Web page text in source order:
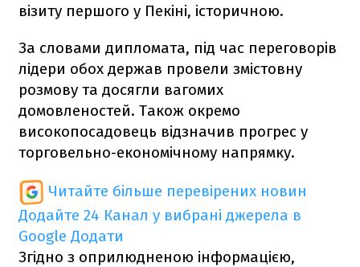
візиту першого у Пекіні, історичною.
За словами дипломата, під час переговорів
лідери обох держав провели змістовну
розмову та досягли вагомих
домовленостей. Також окремо
високопосадовець відзначив прогрес у
торговельно-економічному напрямку.
Читайте більше перевірених новин
Додайте 24 Канал у вибрані джерела в
Google Додати
Згідно з оприлюдненою інформацією,